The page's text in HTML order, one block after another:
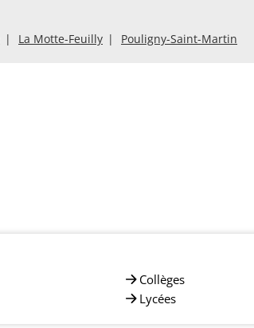
La Motte-Feuilly Pouligny-Saint-Martin
Collèges
Lycées